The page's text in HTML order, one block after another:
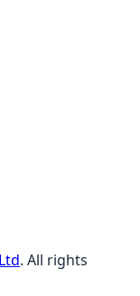
. All rights